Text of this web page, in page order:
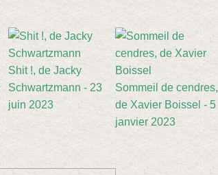
Shit !, de Jacky
Schwartzmann - 23
juin 2023
Sommeil de cendres,
de Xavier Boissel - 5
janvier 2023